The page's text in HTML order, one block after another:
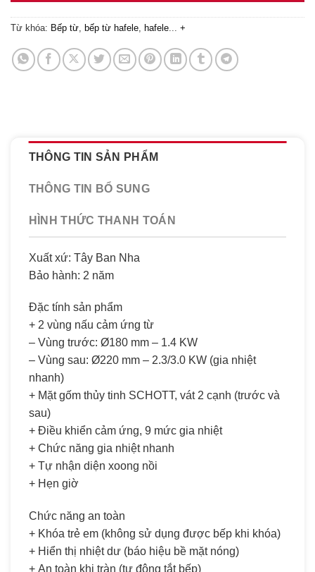
Từ khóa: Bếp từ, bếp từ hafele, hafele... +
THÔNG TIN SẢN PHẨM
THÔNG TIN BỔ SUNG
HÌNH THỨC THANH TOÁN
Xuất xứ: Tây Ban Nha
Bảo hành: 2 năm
Đặc tính sản phẩm
+ 2 vùng nấu cảm ứng từ
– Vùng trước: Ø180 mm – 1.4 KW
– Vùng sau: Ø220 mm – 2.3/3.0 KW (gia nhiệt
nhanh)
+ Mặt gốm thủy tinh SCHOTT, vát 2 cạnh (trước và
sau)
+ Điều khiển cảm ứng, 9 mức gia nhiệt
+ Chức năng gia nhiệt nhanh
+ Tự nhận diện xoong nồi
+ Hẹn giờ
Chức năng an toàn
+ Khóa trẻ em (không sử dụng được bếp khi khóa)
+ Hiển thị nhiệt dư (báo hiệu bề mặt nóng)
+ An toàn khi tràn (tự động tắt bếp)